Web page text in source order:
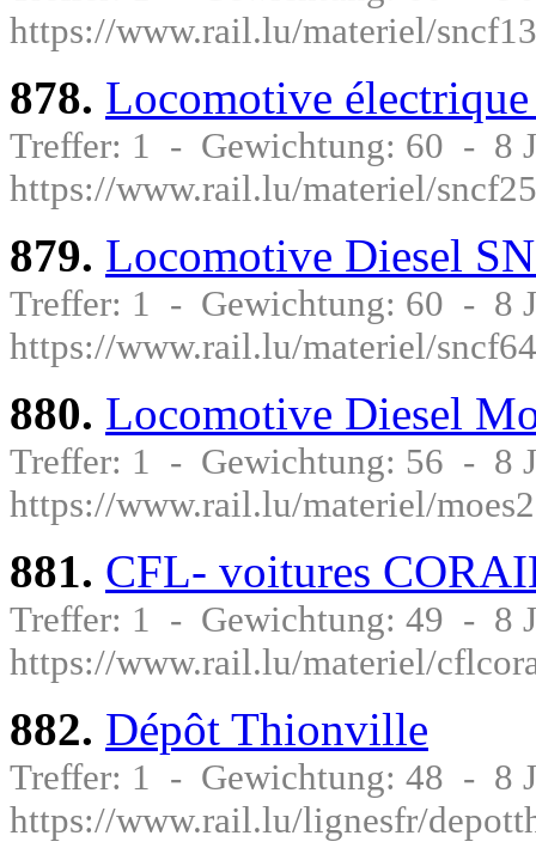
https://www.rail.lu/materiel/
878. Locomotive
Treffer: 1 - Gewichtung: 60 - 8
https://www.rail.lu/materiel/
879. Locomotive Diesel
Treffer: 1 - Gewichtung: 60 - 8
https://www.rail.lu/materiel/
880. Locomotive Diesel
Treffer: 1 - Gewichtung: 56 - 8
https://www.rail.lu/materiel/
881. CFL- voitures
Treffer: 1 - Gewichtung: 49 - 8
https://www.rail.lu/materiel/
882. Dépôt Thionville
Treffer: 1 - Gewichtung: 48 - 8
https://www.rail.lu/lignesfr/